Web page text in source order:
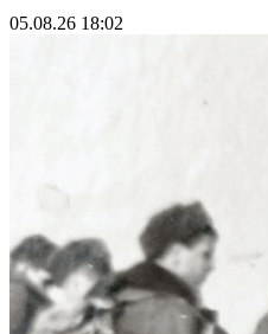
05.08.26 18:02